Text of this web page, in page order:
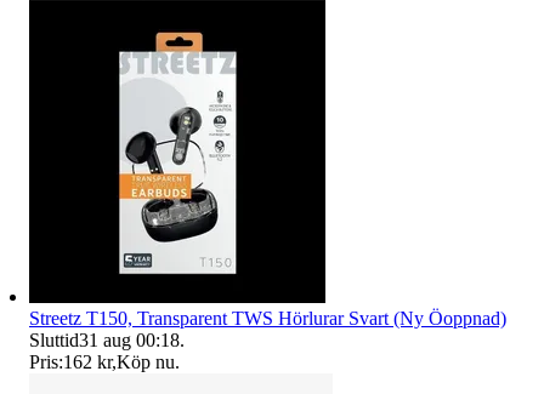
Streetz T150, Transparent TWS Hörlurar Svart (Ny Öoppnad)
Sluttid31 aug 00:18.
Pris:162 kr,Köp nu.